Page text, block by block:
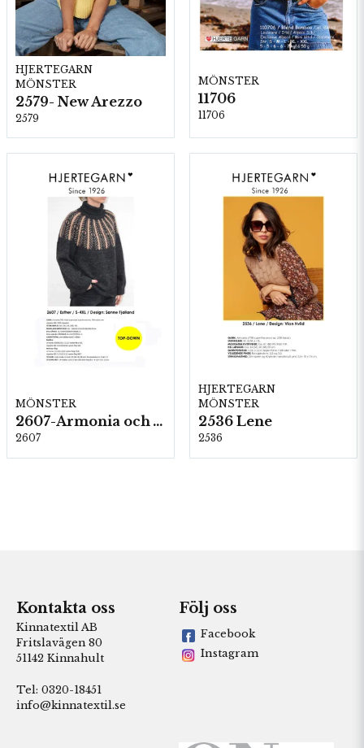
HJERTEGARN
MÖNSTER
2579- New Arezzo
2579
MÖNSTER
11706
11706
MÖNSTER
2607-Armonia och Alpaca 400
2607
HJERTEGARN
MÖNSTER
2536 Lene
2536
Kontakta oss
Kinnatextil AB
Fritslavägen 80
51142 Kinnahult
Tel: 0320-18451
info@kinnatextil.se
Följ oss
Facebook
Instagram